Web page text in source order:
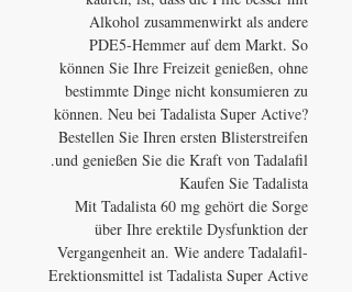
Alkohol zusammenwirkt als andere
PDE5-Hemmer auf dem Markt. So
können Sie Ihre Freizeit genießen, ohne
bestimmte Dinge nicht konsumieren zu
können. Neu bei Tadalista Super Active?
Bestellen Sie Ihren ersten Blisterstreifen
und genießen Sie die Kraft von Tadalafil.
Kaufen Sie Tadalista
Mit Tadalista 60 mg gehört die Sorge
über Ihre erektile Dysfunktion der
Vergangenheit an. Wie andere Tadalafil-
Erektionsmittel ist Tadalista Super Active